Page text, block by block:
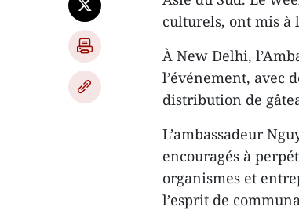
culturels, ont mis à
À New Delhi,
l’événement, avec
distribution de
L’ambassadeur
encouragés à
organismes et
l’esprit de